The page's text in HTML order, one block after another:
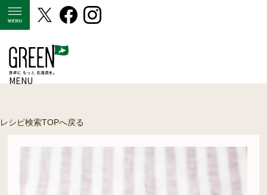
MENU
レシピ検索TOPへ戻る